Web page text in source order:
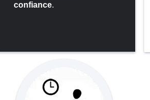
confiance.